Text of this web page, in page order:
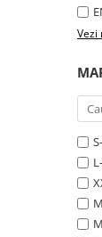
Pantaloni de
Pantaloni de
Pentru sudura
Pantaloni de
Pentru copii
Pantaloni de
Vezi